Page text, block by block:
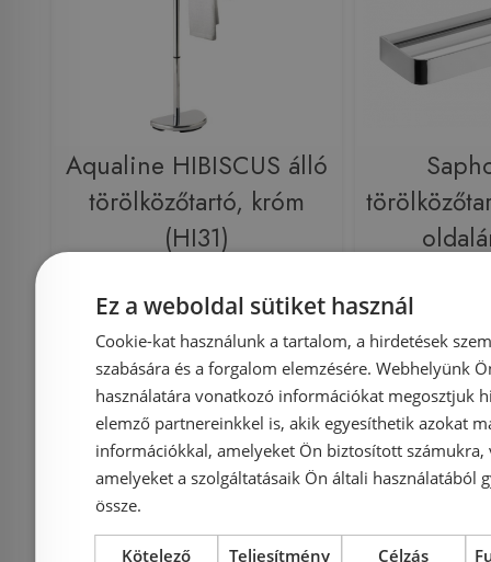
Aqualine HIBISCUS álló
törölközőtartó, króm
(HI31)
Azonosító: 163843
Cikkszám: HI31
18 000 Ft 17 100 Ft 14 000 Ft
Ez a weboldal sütiket használ
Cookie-kat használunk a tartalom, a hirdetések
szabására és a forgalom elemzésére. Webhelyünk
használatára vonatkozó információkat megosztjuk
elemző partnereinkkel is, akik egyesíthetik azokat
információkkal, amelyeket Ön biztosított számukra,
amelyeket a szolgáltatásaik Ön általi használatából
össze.
Kötelező Teljesítmény Célzás